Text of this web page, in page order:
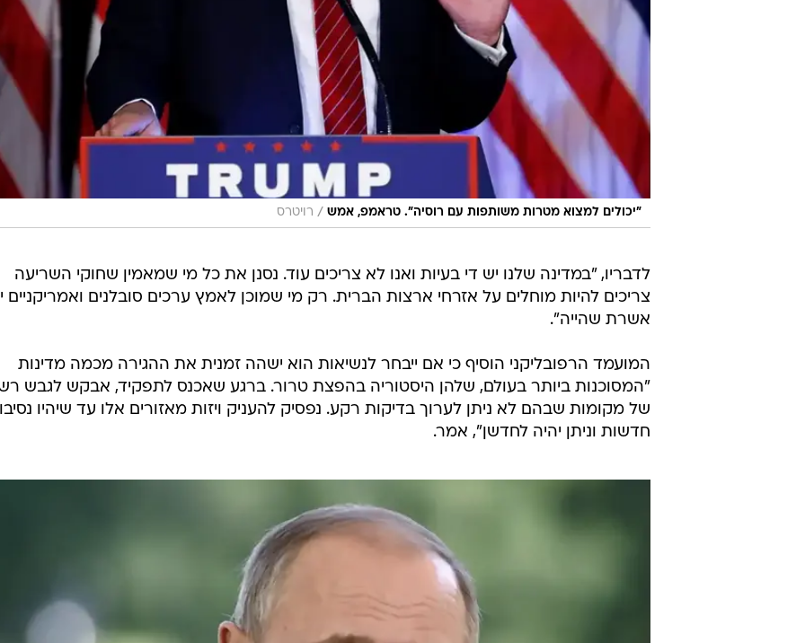
"יכולים למצוא מטרות משותפות עם רוסיה". טראמפ, אמש / רויטרס
לדבריו, "במדינה שלנו יש די בעיות ואנו לא צריכים עוד. נסנן את כל מי שמאמין שחוקי השריעה
צריכים להיות מוחלים על אזרחי ארצות הברית. רק מי שמוכן לאמץ ערכים סובלנים ואמריקניים
אשרת שהייה".
המועמד הרפובליקני הוסיף כי אם ייבחר לנשיאות הוא ישהה זמנית את ההגירה מכמה מדינות
"המסוכנות ביותר בעולם, שלהן היסטוריה בהפצת טרור. ברגע שאכנס לתפקיד, אבקש לגבש
של מקומות שבהם לא ניתן לערוך בדיקות רקע. נפסיק להעניק ויזות מאזורים אלו עד שיהיו
חדשות וניתן יהיה לחדשן", אמר.